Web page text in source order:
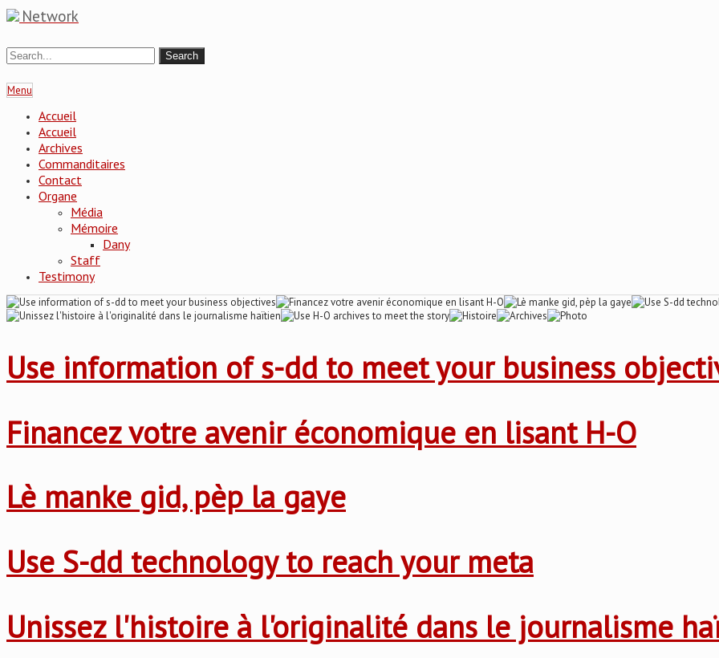
Network
Menu
Accueil
Accueil
Archives
Commanditaires
Contact
Organe
Média
Mémoire
Dany
Staff
Testimony
Use information of s-dd to meet your business
Financez votre avenir économique en lisant H-O
Lè manke gid, pèp la gaye
Use S-dd technology to reach your meta
Unissez l'histoire à l'originalité dans le journalisme